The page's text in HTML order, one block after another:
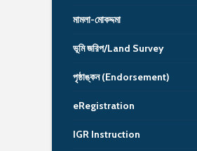
মামলা-মোকদ্দমা
ভূমি জরিপ/Land Survey
পৃষ্ঠাঙ্কন (Endorsement)
eRegistration
IGR Instruction